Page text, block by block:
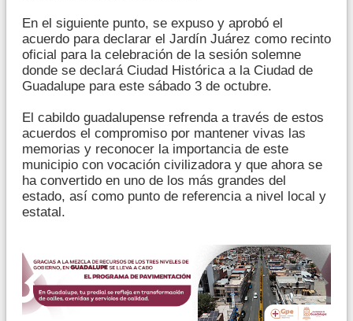
En el siguiente punto, se expuso y aprobó el
acuerdo para declarar el Jardín Juárez como recinto
oficial para la celebración de la sesión solemne
donde se declará Ciudad Histórica a la Ciudad de
Guadalupe para este sábado 3 de octubre.
El cabildo guadalupense refrenda a través de estos
acuerdos el compromiso por mantener vivas las
memorias y reconocer la importancia de este
municipio con vocación civilizadora y que ahora se
ha convertido en uno de los más grandes del
estado, así como punto de referencia a nivel local y
estatal.